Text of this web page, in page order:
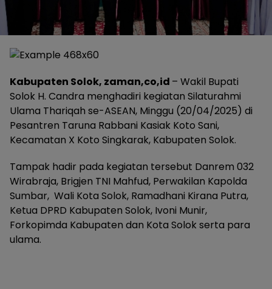
Kabupaten Solok, zaman,co,id – Wakil Bupati
Solok H. Candra menghadiri kegiatan Silaturahmi
Ulama Thariqah se-ASEAN, Minggu (20/04/2025) di
Pesantren Taruna Rabbani Kasiak Koto Sani,
Kecamatan X Koto Singkarak, Kabupaten Solok.
Tampak hadir pada kegiatan tersebut Danrem 032
Wirabraja, Brigjen TNI Mahfud, Perwakilan Kapolda
Sumbar, Wali Kota Solok, Ramadhani Kirana Putra,
Ketua DPRD Kabupaten Solok, Ivoni Munir,
Forkopimda Kabupaten dan Kota Solok serta para
ulama.